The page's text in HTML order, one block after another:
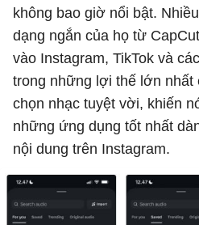
không bao giờ nổi bật.
dạng ngắn của họ từ
vào Instagram, TikTok và
trong những lợi thế lớn nhất
chọn nhạc tuyệt vời, khiến
những ứng dụng tốt nhất
nội dung trên Instagram.